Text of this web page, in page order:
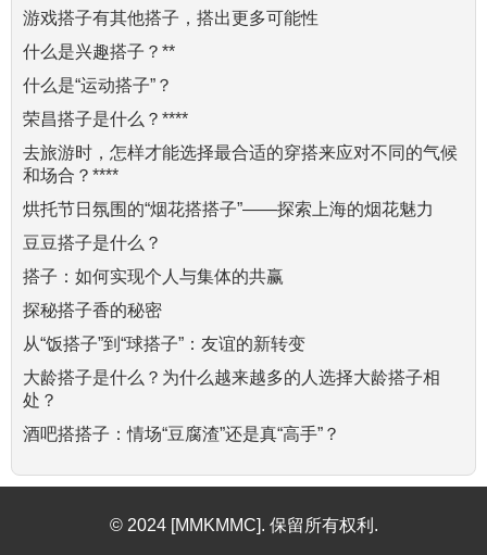
游戏搭子有其他搭子，搭出更多可能性
什么是兴趣搭子？**
什么是“运动搭子”？
荣昌搭子是什么？****
去旅游时，怎样才能选择最合适的穿搭来应对不同的气候
和场合？****
烘托节日氛围的“烟花搭搭子”——探索上海的烟花魅力
豆豆搭子是什么？
搭子：如何实现个人与集体的共赢
探秘搭子香的秘密
从“饭搭子”到“球搭子”：友谊的新转变
大龄搭子是什么？为什么越来越多的人选择大龄搭子相
处？
酒吧搭搭子：情场“豆腐渣”还是真“高手”？
© 2024 [MMKMMC]. 保留所有权利.